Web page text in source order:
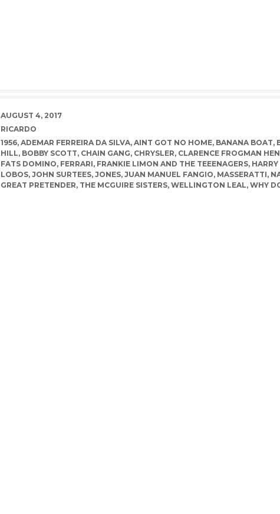
DATE
AUGUST 4, 2017
AUTHOR
RICARDO
TAGS
1956, ADEMAR FERREIRA DA SILVA, AINT GOT NO HOME, BANANA BOAT,
HILL, BOBBY SCOTT, CHAIN GANG, CHRYSLER, CLARENCE FROGMAN
FATS DOMINO, FERRARI, FRANKIE LIMON AND THE TEEENAGERS,
LOBOS, JOHN SURTEES, JONES, JUAN MANUEL FANGIO, MASSERATTI,
GREAT PRETENDER, THE MCGUIRE SISTERS, WELLINGTON LEAL, WHY